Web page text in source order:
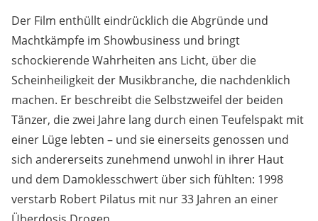
Der Film enthüllt eindrücklich die Abgründe und
Machtkämpfe im Showbusiness und bringt
schockierende Wahrheiten ans Licht, über die
Scheinheiligkeit der Musikbranche, die nachdenklich
machen. Er beschreibt die Selbstzweifel der beiden
Tänzer, die zwei Jahre lang durch einen Teufelspakt mit
einer Lüge lebten – und sie einerseits genossen und
sich andererseits zunehmend unwohl in ihrer Haut
und dem Damoklesschwert über sich fühlten: 1998
verstarb Robert Pilatus mit nur 33 Jahren an einer